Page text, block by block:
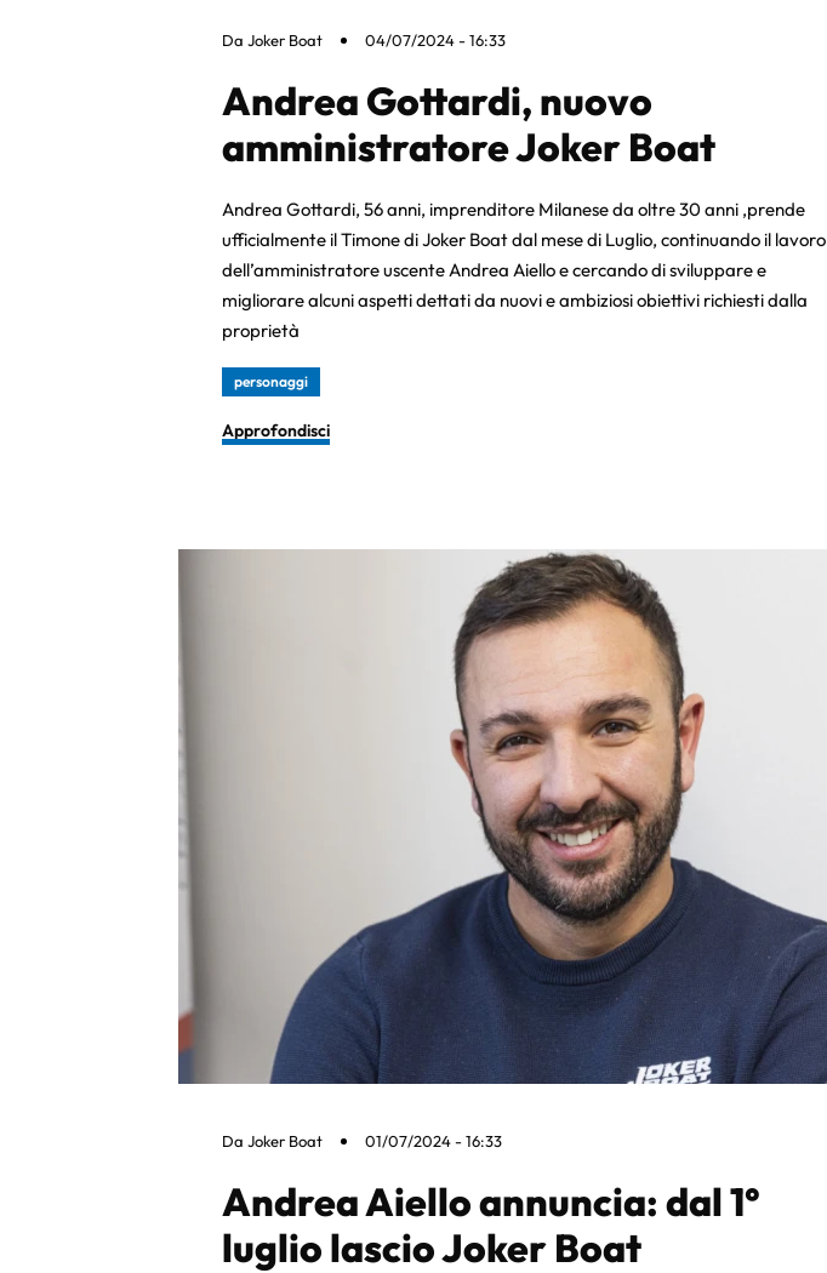
Da Joker Boat 04/07/2024 - 16:33
Andrea Gottardi, nuovo
amministratore Joker Boat
Andrea Gottardi, 56 anni, imprenditore Milanese da oltre 30 anni ,prende
ufficialmente il Timone di Joker Boat dal mese di Luglio, continuando il lavoro
dell’amministratore uscente Andrea Aiello e cercando di sviluppare e
migliorare alcuni aspetti dettati da nuovi e ambiziosi obiettivi richiesti dalla
proprietà
personaggi
Approfondisci
Da Joker Boat 01/07/2024 - 16:33
Andrea Aiello annuncia: dal 1°
luglio lascio Joker Boat